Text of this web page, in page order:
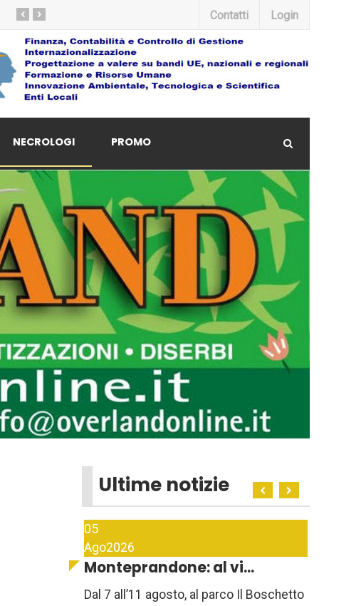
›
‹ Contatti Login
NECROLOGI PROMO
Ultime notizie
05
Ago2026
Monteprandone: al vi...
Dal 7 all’11 agosto, al parco Il Boschetto